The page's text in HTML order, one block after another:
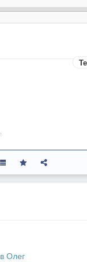
Олег